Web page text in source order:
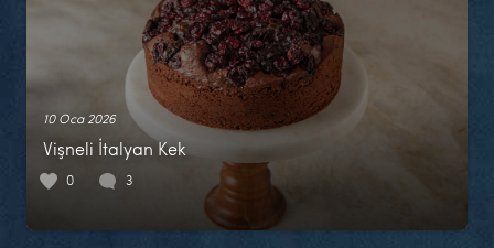
10 Oca 2026
Vişneli İtalyan Kek
0 3